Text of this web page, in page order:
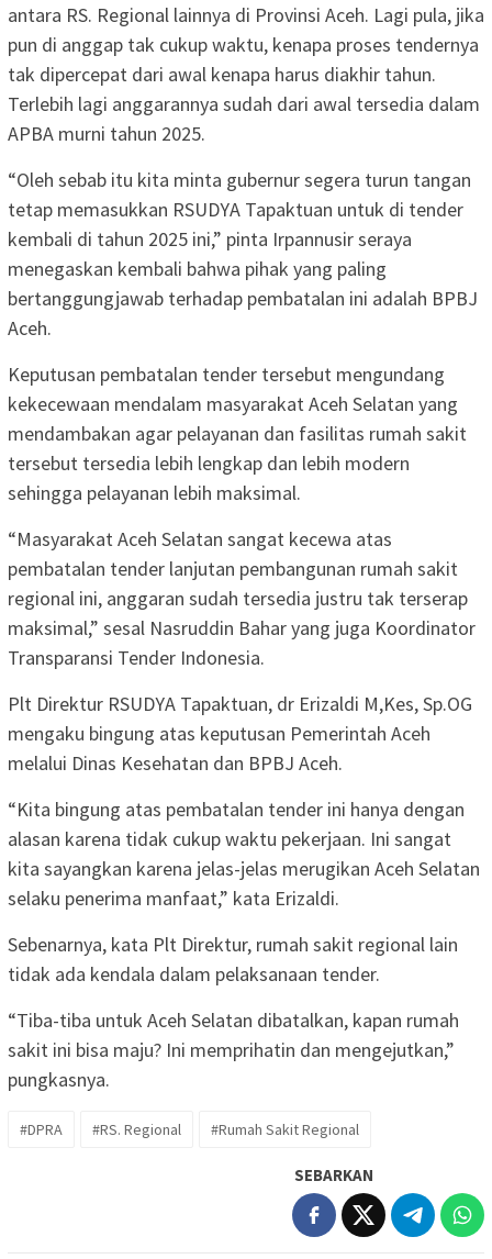
antara RS. Regional lainnya di Provinsi Aceh. Lagi pula, jika
pun di anggap tak cukup waktu, kenapa proses tendernya
tak dipercepat dari awal kenapa harus diakhir tahun.
Terlebih lagi anggarannya sudah dari awal tersedia dalam
APBA murni tahun 2025.
“Oleh sebab itu kita minta gubernur segera turun tangan
tetap memasukkan RSUDYA Tapaktuan untuk di tender
kembali di tahun 2025 ini,” pinta Irpannusir seraya
menegaskan kembali bahwa pihak yang paling
bertanggungjawab terhadap pembatalan ini adalah BPBJ
Aceh.
Keputusan pembatalan tender tersebut mengundang
kekecewaan mendalam masyarakat Aceh Selatan yang
mendambakan agar pelayanan dan fasilitas rumah sakit
tersebut tersedia lebih lengkap dan lebih modern
sehingga pelayanan lebih maksimal.
“Masyarakat Aceh Selatan sangat kecewa atas
pembatalan tender lanjutan pembangunan rumah sakit
regional ini, anggaran sudah tersedia justru tak terserap
maksimal,” sesal Nasruddin Bahar yang juga Koordinator
Transparansi Tender Indonesia.
Plt Direktur RSUDYA Tapaktuan, dr Erizaldi M,Kes, Sp.OG
mengaku bingung atas keputusan Pemerintah Aceh
melalui Dinas Kesehatan dan BPBJ Aceh.
“Kita bingung atas pembatalan tender ini hanya dengan
alasan karena tidak cukup waktu pekerjaan. Ini sangat
kita sayangkan karena jelas-jelas merugikan Aceh Selatan
selaku penerima manfaat,” kata Erizaldi.
Sebenarnya, kata Plt Direktur, rumah sakit regional lain
tidak ada kendala dalam pelaksanaan tender.
“Tiba-tiba untuk Aceh Selatan dibatalkan, kapan rumah
sakit ini bisa maju? Ini memprihatin dan mengejutkan,”
pungkasnya.
#DPRA #RS. Regional #Rumah Sakit Regional
SEBARKAN